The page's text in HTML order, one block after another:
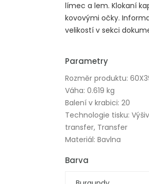
límec a lem. Klokaní
kovovými očky.
velikostí v sekci
Parametry
Rozměr produktu:
Váha: 0.619 kg
Balení v krabici: 20
Technologie tisku:
transfer, Transfer
Materiál: Bavlna
Barva